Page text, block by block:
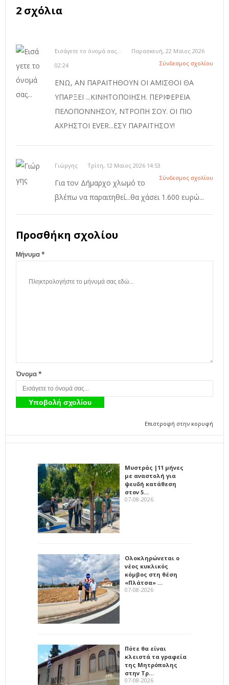
2 σχόλια
Εισάγετε το όνομά σας...
Παρασκευή, 22 Μαϊος 2026
02:24
Σύνδεσμος σχολίου
ΕΝΩ, ΑΝ ΠΑΡΑΙΤΗΘΟΥΝ ΟΙ ΑΜΙΣΘΟΙ ΘΑ
ΥΠΑΡΞΕΙ ...ΚΙΝΗΤΟΠΟΙΗΣΗ. ΠΕΡΙΦΕΡΕΙΑ
ΠΕΛΟΠΟΝΝΗΣΟΥ, ΝΤΡΟΠΗ ΣΟΥ. ΟΙ ΠΙΟ
ΑΧΡΗΣΤΟΙ EVER...ΕΣΥ ΠΑΡΑΙΤΗΣΟΥ!
Γιώργης
Τρίτη, 12 Μαϊος 2026 14:53
Σύνδεσμος σχολίου
Για τον Δήμαρχο χλωμό το
βλέπω να παραιτηθεί...θα χάσει 1.600 ευρώ...
Προσθήκη σχολίου
Μήνυμα *
Όνομα *
Επιστροφή στην κορυφή
Μυστράς |11 μήνες
με αναστολή για
ψευδή κατάθεση
στον 5…
07-08-2026
Ολοκληρώνεται ο
νέος κυκλικός
κόμβος στη θέση
«Πλάτσα» …
07-08-2026
Πότε θα είναι
κλειστά τα γραφεία
της Μητρόπολης
στην Τρ…
07-08-2026